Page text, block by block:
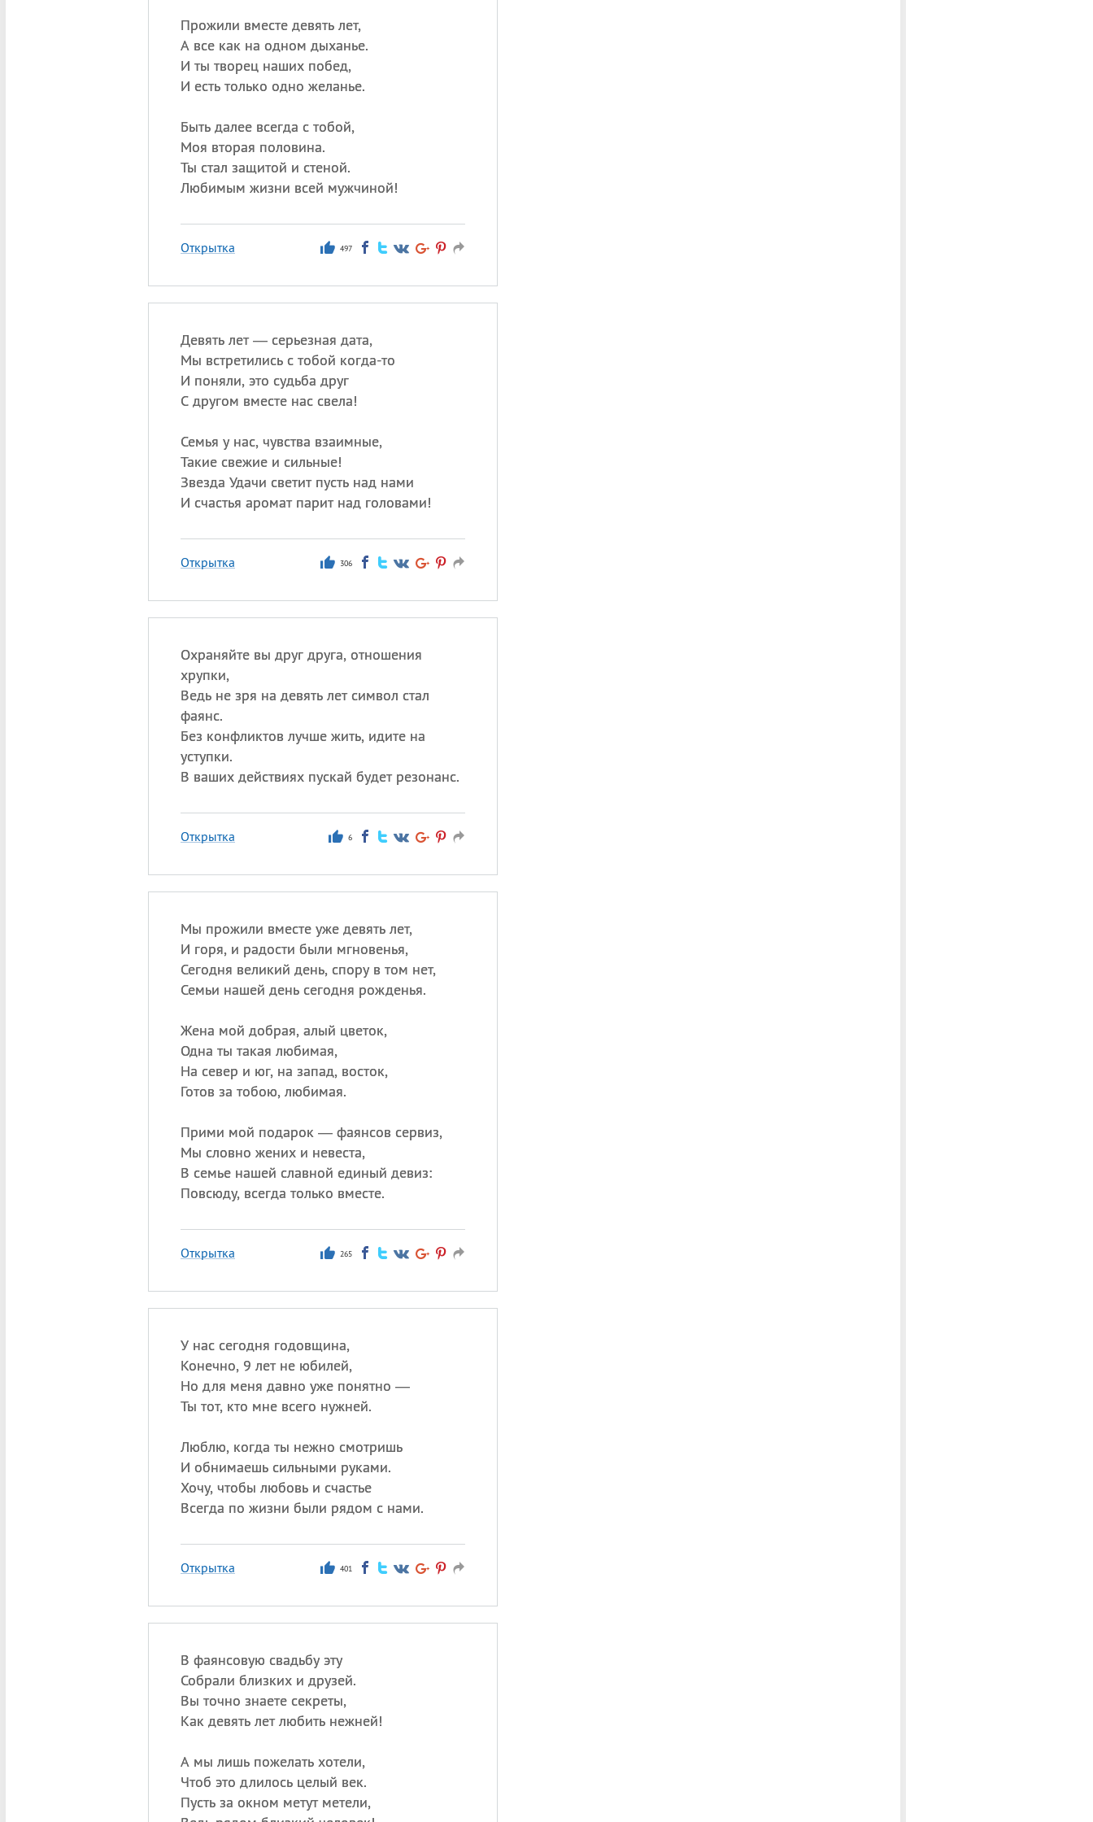
Прожили вместе девять лет,
А все как на одном дыханье.
И ты творец наших побед,
И есть только одно желанье.
Быть далее всегда с тобой,
Моя вторая половина.
Ты стал защитой и стеной.
Любимым жизни всей мужчиной!
Открытка 497
Девять лет — серьезная дата,
Мы встретились с тобой когда-то
И поняли, это судьба друг
С другом вместе нас свела!
Семья у нас, чувства взаимные,
Такие свежие и сильные!
Звезда Удачи светит пусть над нами
И счастья аромат парит над головами!
Открытка 306
Охраняйте вы друг друга, отношения
хрупки,
Ведь не зря на девять лет символ стал
фаянс.
Без конфликтов лучше жить, идите на
уступки.
В ваших действиях пускай будет резонанс.
Открытка 6
Мы прожили вместе уже девять лет,
И горя, и радости были мгновенья,
Сегодня великий день, спору в том нет,
Семьи нашей день сегодня рожденья.
Жена мой добрая, алый цветок,
Одна ты такая любимая,
На север и юг, на запад, восток,
Готов за тобою, любимая.
Прими мой подарок — фаянсов сервиз,
Мы словно жених и невеста,
В семье нашей славной единый девиз:
Повсюду, всегда только вместе.
Открытка 265
У нас сегодня годовщина,
Конечно, 9 лет не юбилей,
Но для меня давно уже понятно —
Ты тот, кто мне всего нужней.
Люблю, когда ты нежно смотришь
И обнимаешь сильными руками.
Хочу, чтобы любовь и счастье
Всегда по жизни были рядом с нами.
Открытка 401
В фаянсовую свадьбу эту
Собрали близких и друзей.
Вы точно знаете секреты,
Как девять лет любить нежней!
А мы лишь пожелать хотели,
Чтоб это длилось целый век.
Пусть за окном метут метели,